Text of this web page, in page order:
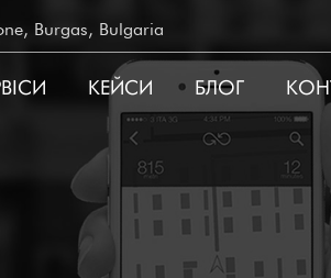
Burgas, Bulgaria
КЕЙСИ БЛОГ